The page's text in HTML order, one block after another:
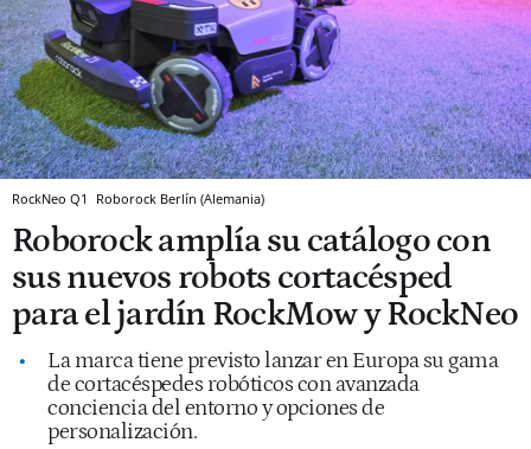
RockNeo Q1 Roborock Berlín (Alemania)
Roborock amplía su catálogo con
sus nuevos robots cortacésped
para el jardín RockMow y RockNeo
La marca tiene previsto lanzar en Europa su gama
de cortacéspedes robóticos con avanzada
conciencia del entorno y opciones de
personalización.